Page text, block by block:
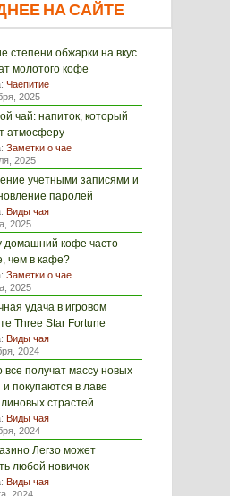
НА САЙТЕ
степени обжарки на вкус
молотого кофе
Чаепитие
2025
чай: напиток, который
атмосферу
Заметки о чае
2025
учетными записями и
паролей
Виды чая
2025
домашний кофе часто
чем в кафе?
Заметки о чае
2025
удача в игровом
Three Star Fortune
Виды чая
2024
все получат массу новых
покупаются в лаве
страстей
Виды чая
2024
Легзо может
любой новичок
Виды чая